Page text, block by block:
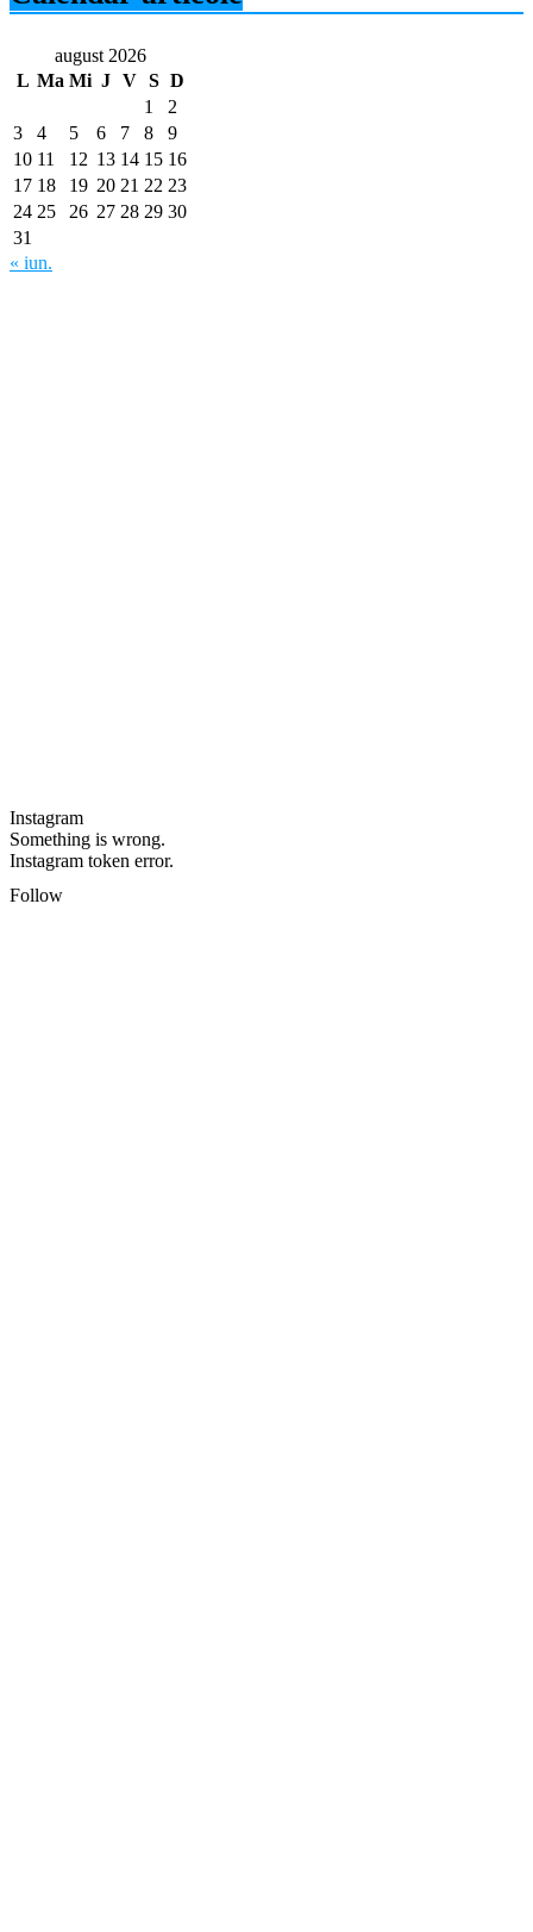
august 2026
L Ma Mi J V S D
1
2
3
4 5 6 7 8
9
10 11 12 13 14 15 16
17 18 19 20 21 22 23
24 25 26 27 28 29 30
31
« iun.
Instagram
Something is wrong.
Instagram token error.
Follow